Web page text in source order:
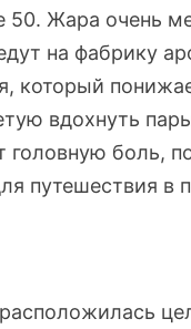
50. Жара очень
на фабрику
который
вдохнуть
боль,
путешествия